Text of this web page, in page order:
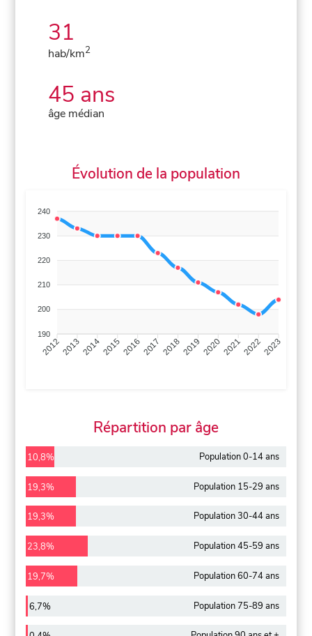
31
hab/km2
45 ans
âge médian
Évolution de la population
240
230
220
210
200
190
201220132014201520162017 20182019 2020202120222023
Répartition par âge
10,8% Population 0-14 ans
19,3% Population 15-29 ans
19,3% Population 30-44 ans
23,8% Population 45-59 ans
19,7% Population 60-74 ans
6,7% Population 75-89 ans